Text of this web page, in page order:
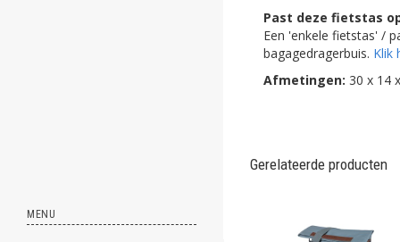
MENU
ghost
Past deze fietstas
Een 'enkele fietstas' /
bagagedragerbuis. Klik
Afmetingen: 30 x 14
Gerelateerde producten